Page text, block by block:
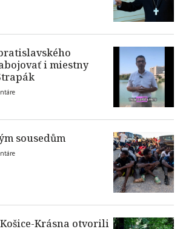
i miestny
sousedům
Krásna otvorili